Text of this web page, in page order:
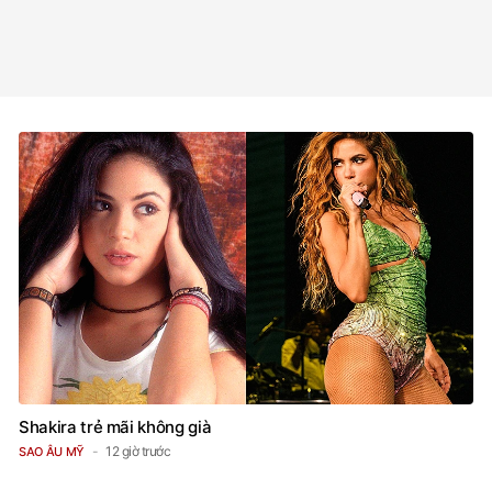
Shakira trẻ mãi không già
SAO ÂU MỸ 12 giờ trước